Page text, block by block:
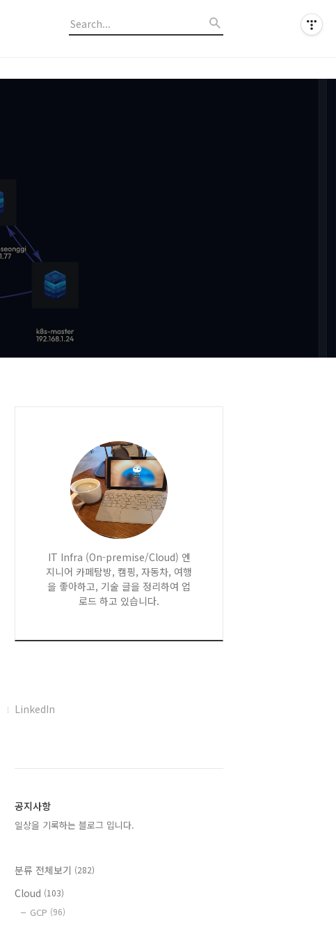
IT Infra (On-premise/Cloud) 엔
지니어 카페탐방, 캠핑, 자동차, 여행
을 좋아하고, 기술 글을 정리하여 업
로드 하고 있습니다.
페
플
러
그
LinkedIn
공지사항
일상을 기록하는 블로그 입니다.
분류 전체보기 (282)
Cloud (103)
GCP (96)